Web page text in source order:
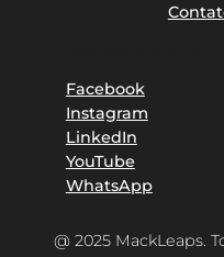
Facebook
Instagram
LinkedIn
YouTube
WhatsApp
@ 2025 MackLeaps.